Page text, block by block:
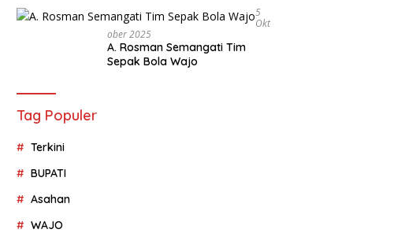
5
Okt
Ober 2025
A. Rosman Semangati Tim
Sepak Bola Wajo
Tag Populer
Terkini
BUPATI
Asahan
WAJO